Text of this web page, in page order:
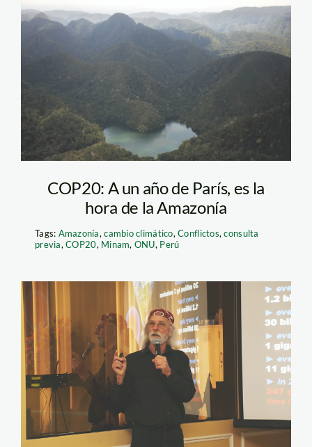
sierra4an
COP20: A un año de París, es la
hora de la Amazonía
Tags: Amazonía,cambio climático,Conflictos,consulta
previa,COP20, Minam, ONU, Perú
Michael Wadleigh